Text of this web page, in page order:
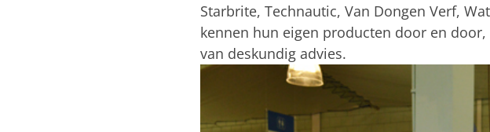
Starbrite, Technautic, Van Dongen Verf,
kennen hun eigen producten door en
van deskundig advies.